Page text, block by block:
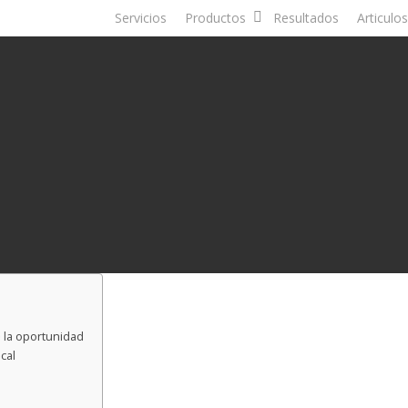
Servicios Productos Resultados Articulos
oportunidad